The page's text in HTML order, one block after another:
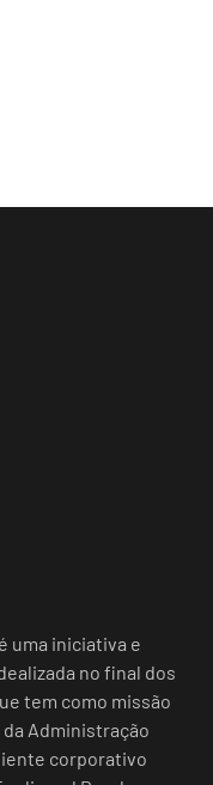
uma iniciativa e
no final dos
tem como missão
Administração
corporativo